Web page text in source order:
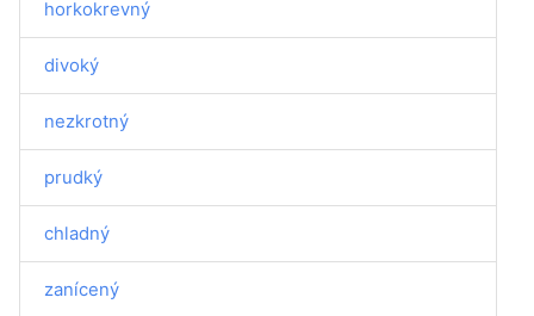
horkokrevný
divoký
nezkrotný
prudký
chladný
zanícený